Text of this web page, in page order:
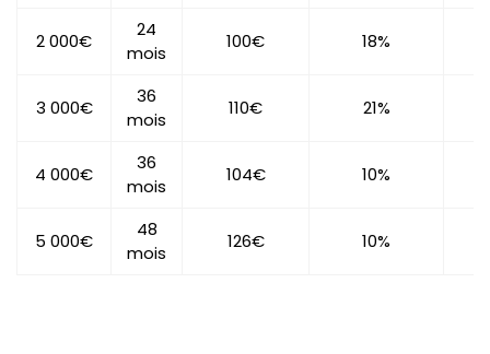
2 000€
24
mois
100€ 18%
3 000€
36
mois
110€ 21%
4 000€
36
mois
104€ 10%
5 000€
48
mois
126€ 10%